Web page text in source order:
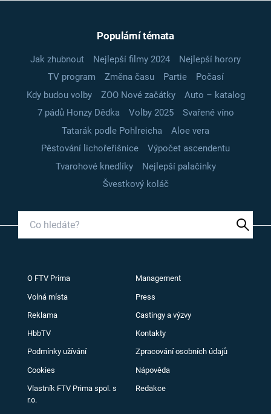
Populární témata
Jak zhubnout Nejlepší filmy 2024
Nejlepší horory
TV program
Změna času Partie
Počasí
Kdy budou volby
ZOO Nové začátky
Auto – katalog
7 pádů Honzy Dědka
Volby 2025
Svařené víno
Tatarák podle Pohlreicha
Aloe vera
Pěstování lichořeřišnice
Výpočet ascendentu
Tvarohové knedlíky
Nejlepší palačinky
Švestkový koláč
O FTV Prima Management
Volná místa Press
Reklama Castingy a výzvy
HbbTV Kontakty
Podmínky užívání Zpracování osobních údajů
Cookies Nápověda
Vlastník FTV Prima spol. s
r.o.
Redakce